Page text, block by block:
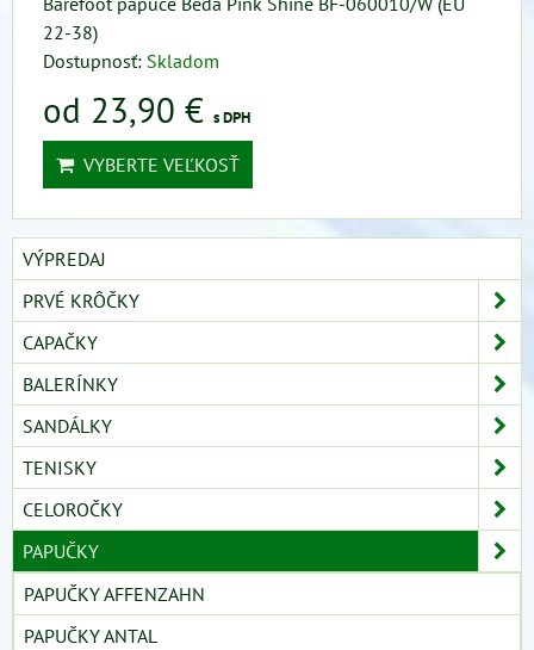
22-38)
Dostupnosť: Skladom
od 23,90 € s DPH
VYBERTE VEĽKOSŤ
VÝPREDAJ
PRVÉ KRÔČKY
CAPAČKY
BALERÍNKY
SANDÁLKY
TENISKY
CELOROČKY
PAPUČKY
PAPUČKY AFFENZAHN
PAPUČKY ANTAL